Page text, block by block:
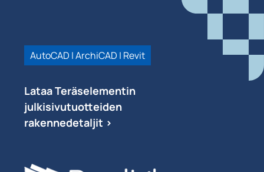
AutoCAD | ArchiCAD | Revit
Lataa Teräselementin
julkisivutuotteiden
rakennedetaljit >